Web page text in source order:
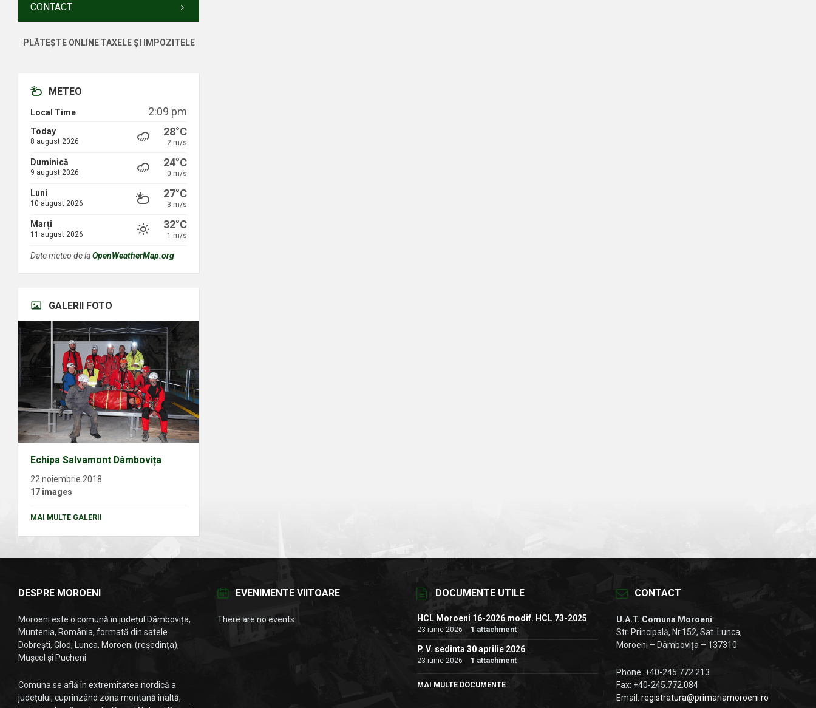
CONTACT
PLĂTEȘTE ONLINE TAXELE ȘI IMPOZITELE
METEO
Local Time 2:09 pm
Today
8 august 2026
28°C
2 m/s
Duminică
9 august 2026
24°C
0 m/s
Luni
10 august 2026
27°C
3 m/s
Marți
11 august 2026
32°C
1 m/s
Date meteo de laOpenWeatherMap.org
GALERII FOTO
Echipa Salvamont Dâmbovița
22 noiembrie 2018
17 images
MAI MULTE GALERII
DESPRE MOROENI
Moroeni este o comună în județul Dâmbovița,
Muntenia, România, formată din satele
Dobrești, Glod, Lunca, Moroeni (reședința),
Mușcel și Pucheni.
Comuna se află în extremitatea nordică a
județului, cuprinzând zona montană înaltă,
EVENIMENTE VIITOARE
There are no events
DOCUMENTE UTILE
HCL Moroeni 16-2026 modif. HCL 73-2025
23 iunie 2026 1 attachment
P. V. sedinta 30 aprilie 2026
23 iunie 2026 1 attachment
MAI MULTE DOCUMENTE
CONTACT
U.A.T. Comuna Moroeni
Str. Principală, Nr.152, Sat. Lunca,
Moroeni – Dâmbovița – 137310
Phone: +40-245.772.213
Fax: +40-245.772.084
Email:registratura@primariamoroeni.ro